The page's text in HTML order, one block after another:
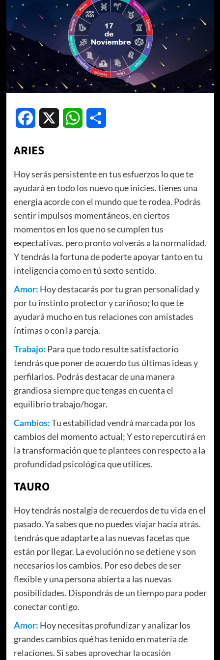
Facebook WhatsApp
ARIES
Hoy serás persistente en tus esfuerzos lo que te
ayudará en todo los nuevo que inicies. tienes una
energía acorde con el mundo que te rodea. Podrás
sentir impulsos momentáneos, en ciertos
momentos en los que no se cumplen tus
expectativas. pero pronto volverás a la normalidad.
Y tendrás la fortuna de poderte apoyar tanto en tu
inteligencia como en tú sexto sentido.
Amor: Hoy destacarás por tu gran personalidad y
por tu instinto protector y cariñoso; lo que te
ayudará mucho en tus relaciones con amistades
íntimas o con la pareja.
Trabajo: Para que todo resulte satisfactorio
tendrás que poner de acuerdo tus últimas ideas y
perfilarlos. Podrás destacar de una manera
grandiosa siempre que tengas en cuenta el
equilibrio trabajo/hogar.
Cambios:Tu estabilidad vendrá marcada por los
cambios del momento actual; Y esto repercutirá en
la transformación que te plantees con respecto a la
profundidad psicológica que utilices.
TAURO
Hoy tendrás nostalgia de recuerdos de tu vida en el
pasado. Ya sabes que no puedes viajar hacia atrás.
tendrás que adaptarte a las nuevas facetas que
están por llegar. La evolución no se detiene y son
necesarios los cambios. Por eso debes de ser
flexible y una persona abierta a las nuevas
posibilidades. Dispondrás de un tiempo para poder
conectar contigo.
Amor: Hoy necesitas profundizar y analizar los
grandes cambios qué has tenido en materia de
relaciones. Si sabes aprovechar la ocasión